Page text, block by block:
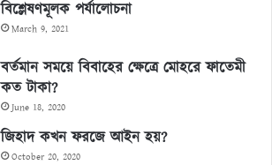
বিশ্লেষণমূলক পর্যালোচনা
March 9, 2021
বর্তমান সময়ে বিবাহের ক্ষেত্রে মোহরে ফাতেমী
কত টাকা?
June 18, 2020
জিহাদ কখন ফরজে আইন হয়?
October 20, 2020